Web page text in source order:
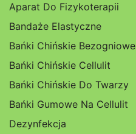
Aparat Do Fizykoterapii
Bandaże Elastyczne
Bańki Chińskie Bezogniowe
Bańki Chińskie Cellulit
Bańki Chińskie Do Twarzy
Bańki Gumowe Na Cellulit
Dezynfekcja